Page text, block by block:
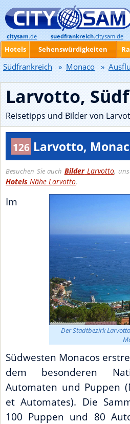
Larvotto,
Reisetipps und Bilder von
126 Larvotto,
Besuchen Sie auch BilderLarvotto,
Hotels Nähe Larvotto.
Der Stadtbezirk
Im
Südwesten Monacos
dem besonderen
Automaten und Puppen
et Automates). Die
100 Puppen und 80
citysam.de suedfrankreich.citysam.de
Hotels Sehenswürdigkeiten
Südfrankreich » Monaco »